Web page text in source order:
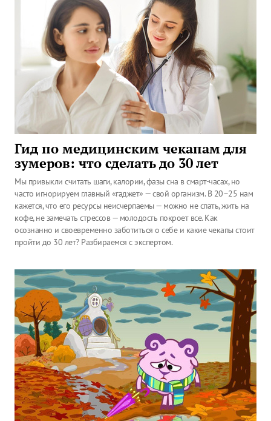
Гид по медицинским чекапам для
зумеров: что сделать до 30 лет
Мы привыкли считать шаги, калории, фазы сна в смарт-часах, но
часто игнорируем главный «гаджет» — свой организм. В 20–25 нам
кажется, что его ресурсы неисчерпаемы — можно не спать, жить на
кофе, не замечать стрессов — молодость покроет все. Как
осознанно и своевременно заботиться о себе и какие чекапы стоит
пройти до 30 лет? Разбираемся с экспертом.